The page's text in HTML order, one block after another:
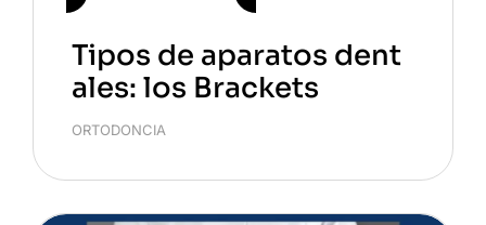
Tipos de aparatos dent
ales: los Brackets
ORTODONCIA